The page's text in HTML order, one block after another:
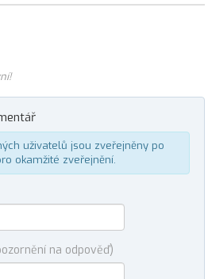
uživatelů jsou zveřejněny po
okamžité zveřejnění.
na odpověď)